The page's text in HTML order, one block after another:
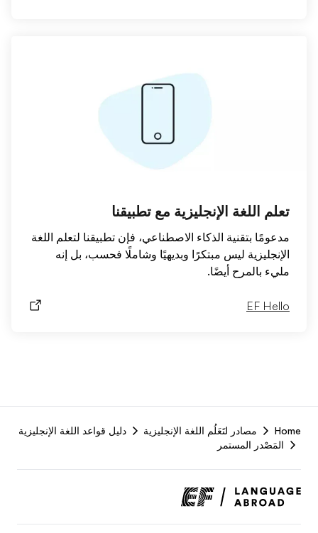
تعلم اللغة الإنجليزية مع تطبيقنا
مدعومًا بتقنية الذكاء الاصطناعي، فإن تطبيقنا لتعلم اللغة
الإنجليزية ليس مبتكرًا وبديهيًا وشاملًا فحسب، بل إنه
مليء بالمرح أيضًا.
EF Hello
Home مصادر لتَعَلُم اللغة الإنجليزية
دليل قواعد اللغة الإنجليزية
المَصْدر المستمر